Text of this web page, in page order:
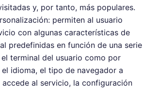
y, por tanto, más populares.
permiten al usuario
con algunas características de
predefinidas en función de una serie
terminal del usuario como por
idioma, el tipo de navegador a
al servicio, la configuración